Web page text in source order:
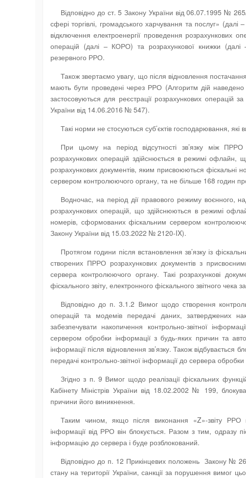
Відповідно до ст. 5 Закону України від 06.07.1995 №
сфері торгівлі, громадського харчування та послуг»
відключення електроенергії проведення розрахункових
операцій (далі – КОРО) та розрахункової книжки
резервного РРО.
Також звертаємо увагу, що після відновлення
мають бути проведені через РРО (Алгоритм дій
застосовуються для реєстрації розрахункових операцій
України від 14.06.2016 № 547).
Такі норми не стосуються суб’єктів господарювання, які
При цьому на період відсутності зв’язку між
розрахункових операцій здійснюється в режимі
розрахункових документів, яким присвоюються фіскальні
сервером контролюючого органу, та не більше 168 годин
Водночас, на період дії правового режиму воєнного,
розрахункових операцій, що здійснюються в режимі
номерів, сформованих фіскальним сервером
Закону України від 15.03.2022 № 2120-IX).
Протягом години після встановлення зв’язку із
створених ПРРО розрахункових документів з
сервера контролюючого органу. Такі розрахункові
фіскального звіту, електронного фіскального звітного
Відповідно до п. 3.1.2 Вимог щодо створення
операцій та модемів передачі даних,
забезпечувати накопичення контрольно-звітної
сервером обробки інформації з будь-яких причин та
інформації після відновлення зв’язку. Також
передачі контрольно-звітної інформації до сервера
Згідно з п. 9 Вимог щодо реалізації фіскальних
Кабінету Міністрів України від 18.02.2002 № 199,
причини його виникнення.
Таким чином, якщо після виконання «Z»-звіту РРО
інформації від РРО він блокується. Разом з тим, одразу
інформацію до сервера і буде розблокований.
Відповідно до п. 12 Прикінцевих положень Закону №
стану на території України, санкції за порушення вимог